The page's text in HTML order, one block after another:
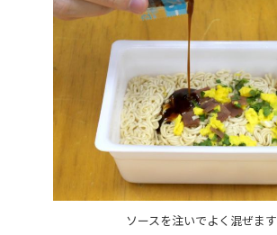
ソースを注いでよく混ぜます